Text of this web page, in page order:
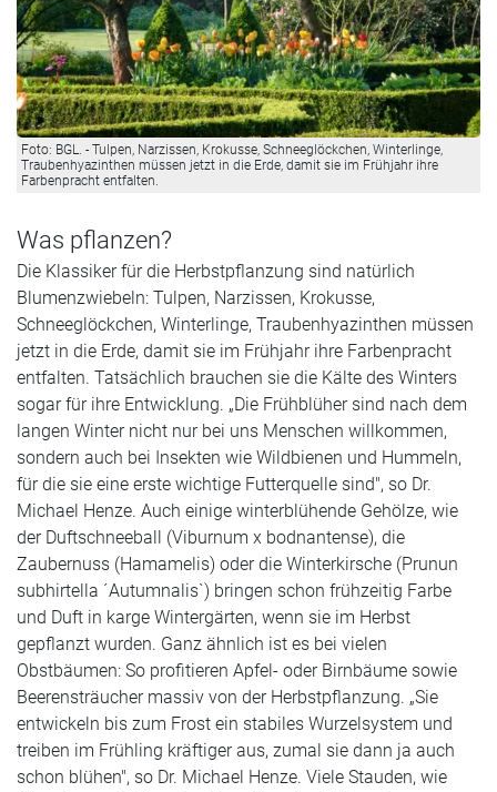
Foto: BGL. - Tulpen, Narzissen, Krokusse, Schneeglöckchen, Winterlinge,
Traubenhyazinthen müssen jetzt in die Erde, damit sie im Frühjahr ihre
Farbenpracht entfalten.
Was pflanzen?
Die Klassiker für die Herbstpflanzung sind natürlich
Blumenzwiebeln: Tulpen, Narzissen, Krokusse,
Schneeglöckchen, Winterlinge, Traubenhyazinthen müssen
jetzt in die Erde, damit sie im Frühjahr ihre Farbenpracht
entfalten. Tatsächlich brauchen sie die Kälte des Winters
sogar für ihre Entwicklung. „Die Frühblüher sind nach dem
langen Winter nicht nur bei uns Menschen willkommen,
sondern auch bei Insekten wie Wildbienen und Hummeln,
für die sie eine erste wichtige Futterquelle sind", so Dr.
Michael Henze. Auch einige winterblühende Gehölze, wie
der Duftschneeball (Viburnum x bodnantense), die
Zaubernuss (Hamamelis) oder die Winterkirsche (Prunun
subhirtella ´Autumnalis`) bringen schon frühzeitig Farbe
und Duft in karge Wintergärten, wenn sie im Herbst
gepflanzt wurden. Ganz ähnlich ist es bei vielen
Obstbäumen: So profitieren Apfel- oder Birnbäume sowie
Beerensträucher massiv von der Herbstpflanzung. „Sie
entwickeln bis zum Frost ein stabiles Wurzelsystem und
treiben im Frühling kräftiger aus, zumal sie dann ja auch
schon blühen", so Dr. Michael Henze. Viele Stauden, wie